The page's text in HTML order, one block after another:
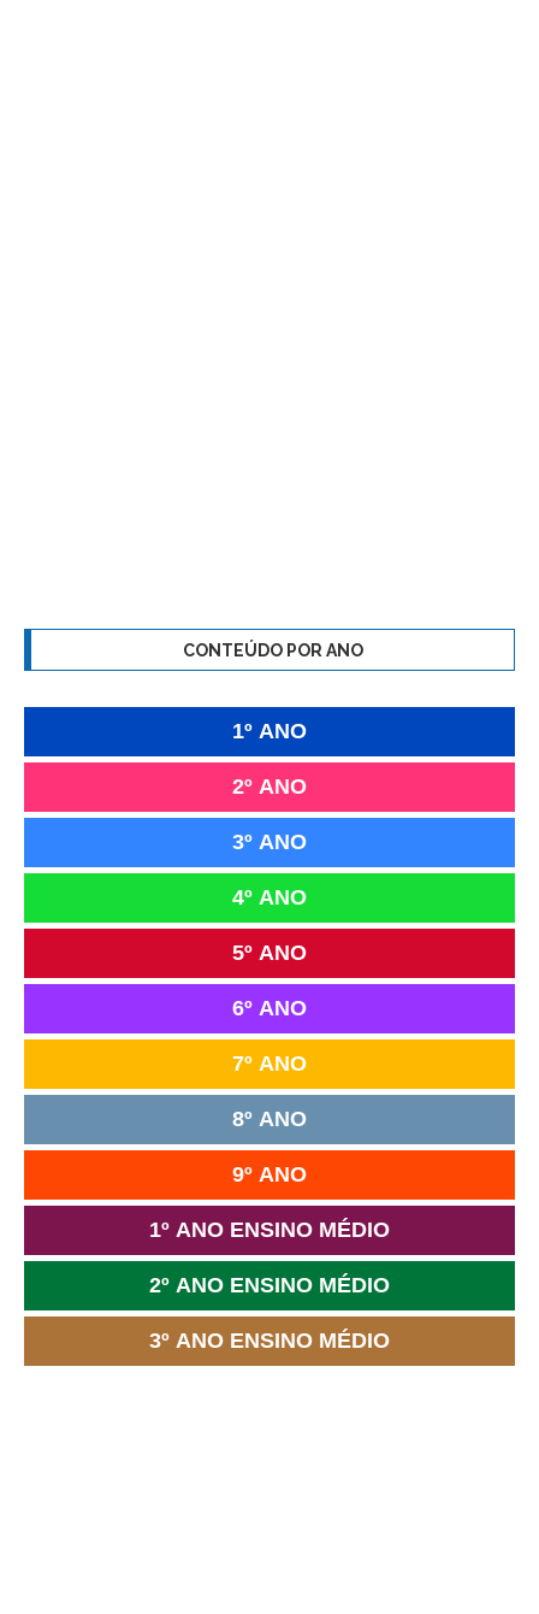
CONTEÚDO POR ANO
1º ANO
2º ANO
3º ANO
4º ANO
5º ANO
6º ANO
7º ANO
8º ANO
9º ANO
1º ANO ENSINO MÉDIO
2º ANO ENSINO MÉDIO
3º ANO ENSINO MÉDIO